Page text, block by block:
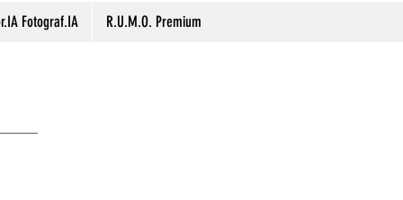
Fotograf.IA R.U.M.O. Premium